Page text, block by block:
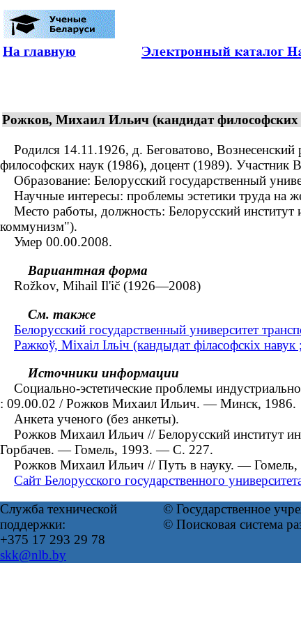
На главную
Рожков, Михаил Ильич (кандидат
Родился 14.11.1926, д. Беговатово, Вознесенский
философских наук (1986), доцент (1989). Участник
Образование: Белорусский государственный
Научные интересы: проблемы эстетики труда на
Место работы, должность: Белорусский
коммунизм").
Умер 00.00.2008.
Вариантная форма
Rožkov, Mihail Il'ič (1926—2008)
См. также
Белорусский государственный университет
Ражкоў, Міхаіл Ільіч (кандыдат філасофскіх
Источники информации
Социально-эстетические проблемы
: 09.00.02 / Рожков Михаил Ильич. — Минск, 1986.
Анкета ученого (без анкеты).
Рожков Михаил Ильич // Белорусский институт
Горбачев. ― Гомель, 1993. — С. 227.
Рожков Михаил Ильич // Путь в науку. —
Сайт Белорусского государственного
Служба технической
поддержки:
+375 17 293 29 78
skk@nlb.by
© Государственное
© Поисковая система